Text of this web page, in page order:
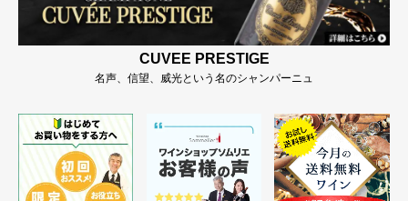
CUVEE PRESTIGE
名声、信望、威光という名のシャンパーニュ